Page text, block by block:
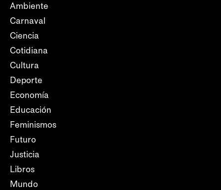
Ambiente
Carnaval
Ciencia
Cotidiana
Cultura
Deporte
Economía
Educación
Feminismos
Futuro
Justicia
Libros
Mundo